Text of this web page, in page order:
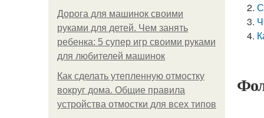
Дорога для машинок своими
руками для детей. Чем занять
ребенка: 5 супер игр своими руками
для любителей машинок
Как сделать утепленную отмостку
вокруг дома. Общие правила
устройства отмостки для всех типов